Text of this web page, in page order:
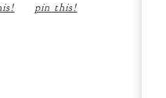
pin this!